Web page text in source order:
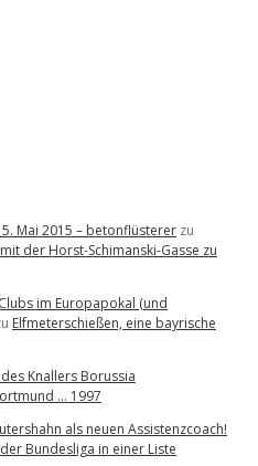
Mai 2015 – betonflüsterer zu
der Horst-Schimanski-Gasse zu
im Europapokal (und
Elfmeterschießen, eine bayrische
Knallers Borussia
… 1997
als neuen Assistenzcoach!
Bundesliga in einer Liste